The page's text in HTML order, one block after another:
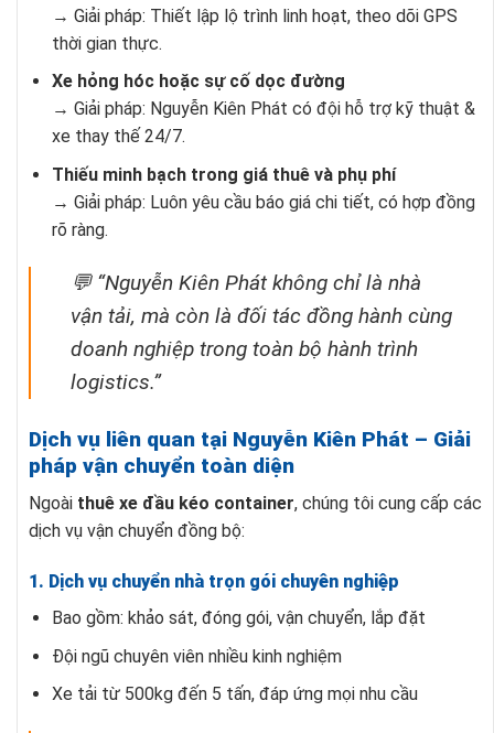
→ Giải pháp: Thiết lập lộ trình linh hoạt, theo dõi GPS
thời gian thực.
Xe hỏng hóc hoặc sự cố dọc đường
→ Giải pháp: Nguyễn Kiên Phát có đội hỗ trợ kỹ thuật &
xe thay thế 24/7.
Thiếu minh bạch trong giá thuê và phụ phí
→ Giải pháp: Luôn yêu cầu báo giá chi tiết, có hợp đồng
rõ ràng.
💬 “Nguyễn Kiên Phát không chỉ là nhà
vận tải, mà còn là đối tác đồng hành cùng
doanh nghiệp trong toàn bộ hành trình
logistics.”
Dịch vụ liên quan tại Nguyễn Kiên Phát – Giải
pháp vận chuyển toàn diện
Ngoài thuê xe đầu kéo container, chúng tôi cung cấp các
dịch vụ vận chuyển đồng bộ:
1. Dịch vụ chuyển nhà trọn gói chuyên nghiệp
Bao gồm: khảo sát, đóng gói, vận chuyển, lắp đặt
Đội ngũ chuyên viên nhiều kinh nghiệm
Xe tải từ 500kg đến 5 tấn, đáp ứng mọi nhu cầu